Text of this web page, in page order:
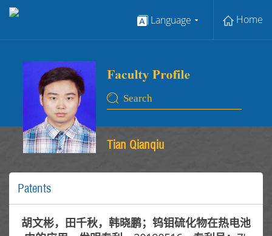
Language Home
Tian Qianqiu
Patents
胡文彬，田千秋，韩晓鹏；钨钼硫化物在热电池